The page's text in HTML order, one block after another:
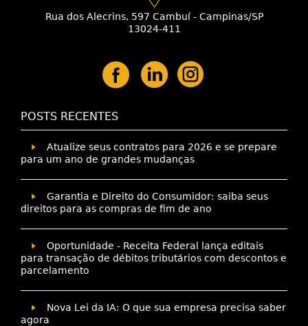
Rua dos Alecrins, 597 Cambuí - Campinas/SP
13024-411
POSTS RECENTES
Atualize seus contratos para 2026 e se prepare
para um ano de grandes mudanças
Garantia e Direito do Consumidor: saiba seus
direitos para as compras de fim de ano
Oportunidade - Receita Federal lança editais
para transação de débitos tributários com descontos e
parcelamento
Nova Lei da IA: O que sua empresa precisa saber
agora